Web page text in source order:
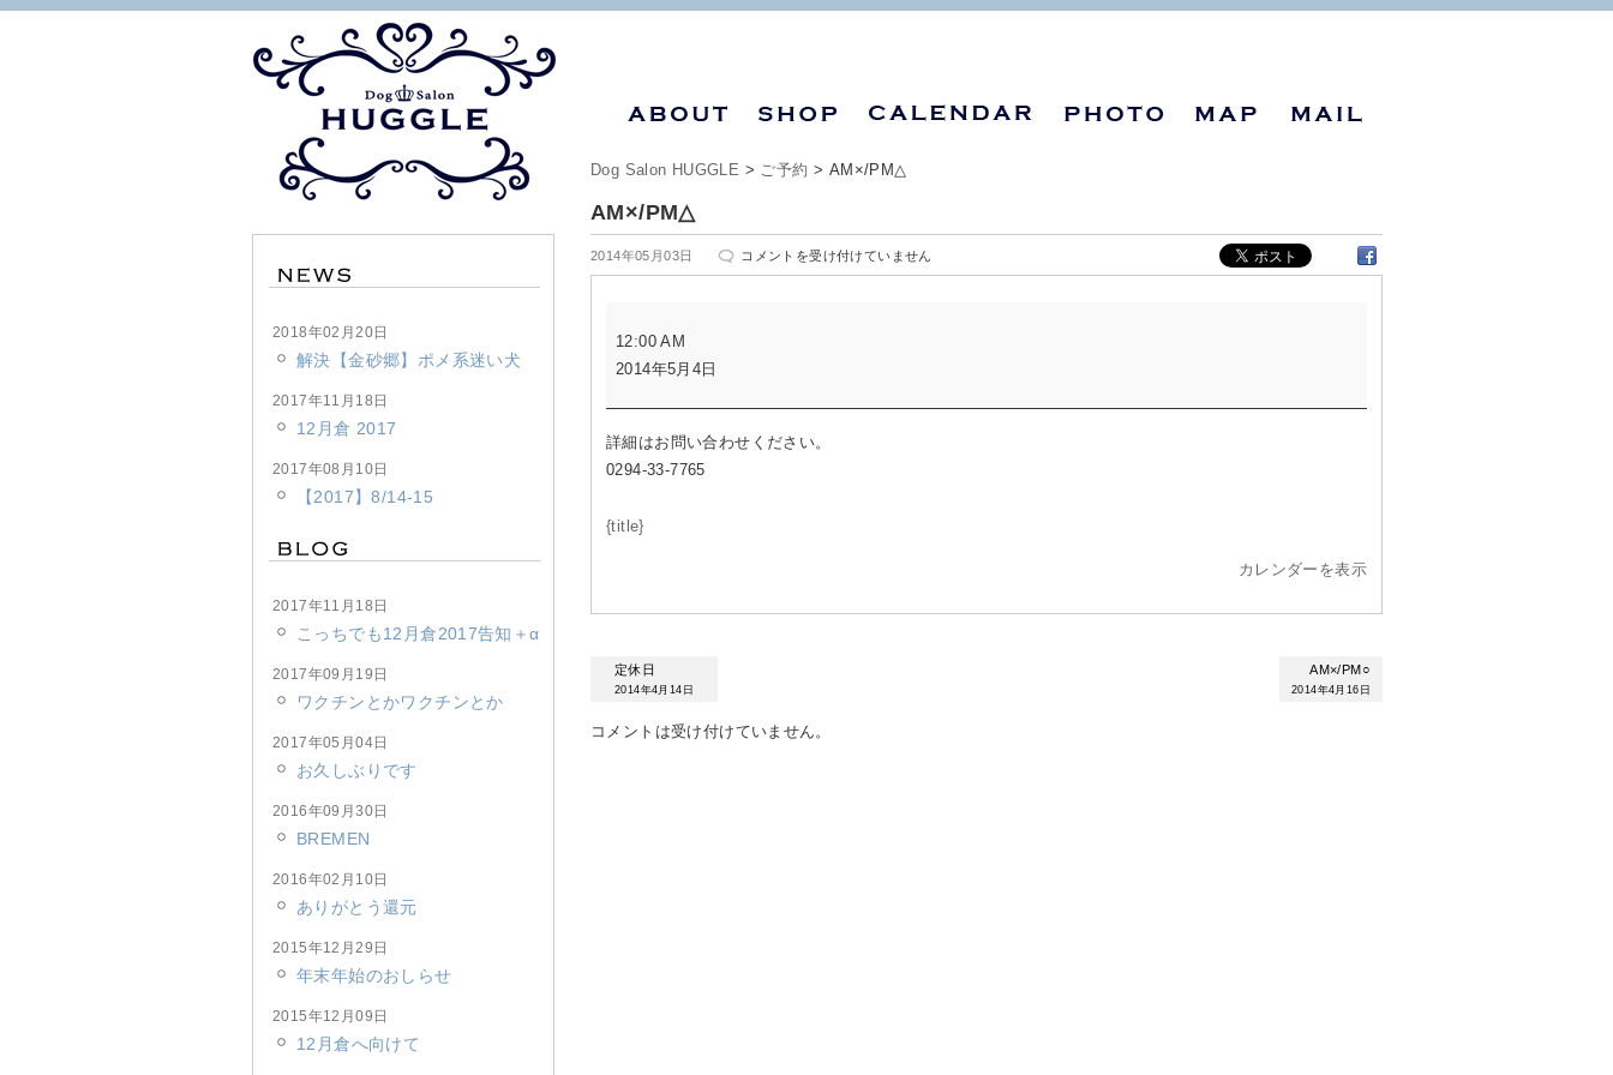
Dog Salon HUGGLE > ご予約 > AM×/PM△
AM×/PM△
2014年05月03日
AM×/PM△
は
コメントを受け付けていません
12:00 AM
2014年5月4日
詳細はお問い合わせください。
0294-33-7765
{title}
カレンダーを表示
定休日
2014年4月14日
AM×/PM○
2014年4月16日
コメントは受け付けていません。
2018年02月20日
解決【金砂郷】ポメ系迷い犬
2017年11月18日
12月倉 2017
2017年08月10日
【2017】8/14-15
2017年11月18日
こっちでも12月倉2017告知＋α
2017年09月19日
ワクチンとかワクチンとか
2017年05月04日
お久しぶりです
2016年09月30日
BREMEN
2016年02月10日
ありがとう還元
2015年12月29日
年末年始のおしらせ
2015年12月09日
12月倉へ向けて